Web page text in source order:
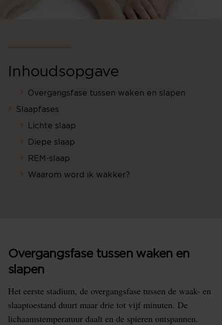
Inhoudsopgave
Overgangsfase tussen waken en slapen
Slaapfases
Lichte slaap
Diepe slaap
REM-slaap
Waarom word ik wakker?
Overgangsfase tussen waken en
slapen
Het eerste stadium, de overgangsfase tussen de waak- en
slaaptoestand duurt maar drie tot vijf minuten. De
lichaamstemperatuur daalt en de spieren ontspannen.